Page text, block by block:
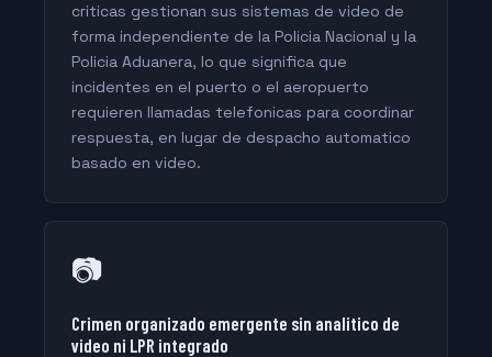
criticas gestionan sus sistemas de video de
forma independiente de la Policia Nacional y la
Policia Aduanera, lo que significa que
incidentes en el puerto o el aeropuerto
requieren llamadas telefonicas para coordinar
respuesta, en lugar de despacho automatico
basado en video.
📷
Crimen organizado emergente sin analitico de
video ni LPR integrado